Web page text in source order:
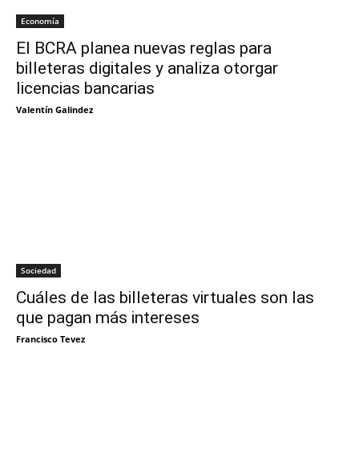
Economía
El BCRA planea nuevas reglas para
billeteras digitales y analiza otorgar
licencias bancarias
Valentín Galindez
Sociedad
Cuáles de las billeteras virtuales son las
que pagan más intereses
Francisco Tevez